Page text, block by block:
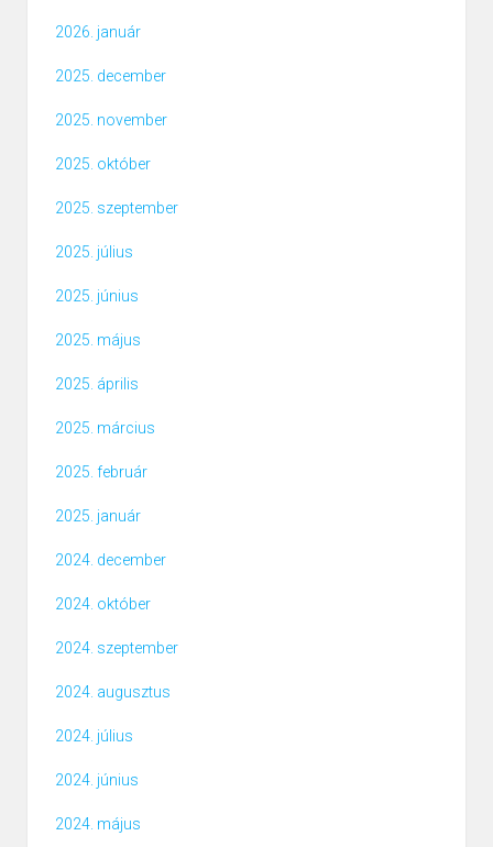
2026. január
2025. december
2025. november
2025. október
2025. szeptember
2025. július
2025. június
2025. május
2025. április
2025. március
2025. február
2025. január
2024. december
2024. október
2024. szeptember
2024. augusztus
2024. július
2024. június
2024. május